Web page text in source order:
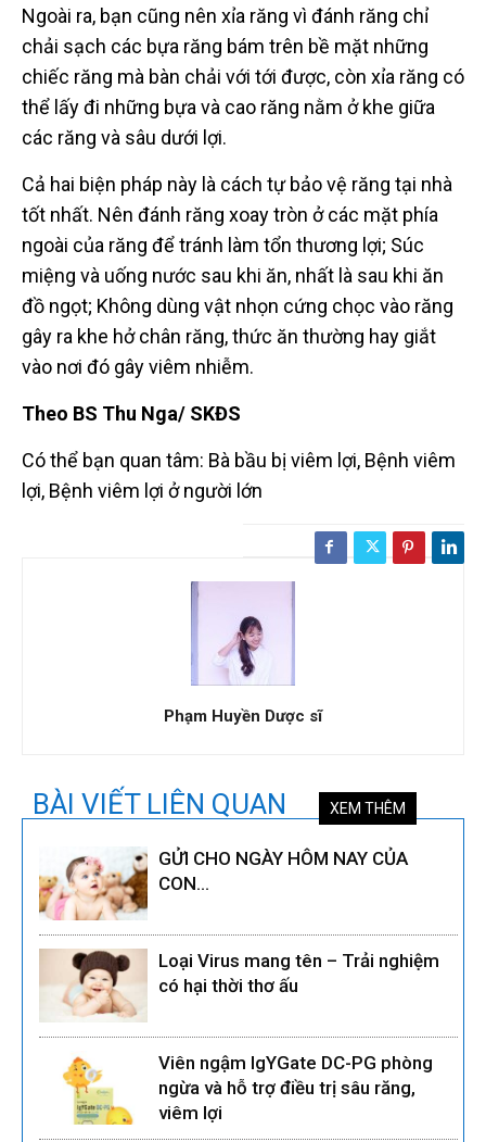
Ngoài ra, bạn cũng nên xỉa răng vì đánh răng chỉ
chải sạch các bựa răng bám trên bề mặt những
chiếc răng mà bàn chải với tới được, còn xỉa răng có
thể lấy đi những bựa và cao răng nằm ở khe giữa
các răng và sâu dưới lợi.
Cả hai biện pháp này là cách tự bảo vệ răng tại nhà
tốt nhất. Nên đánh răng xoay tròn ở các mặt phía
ngoài của răng để tránh làm tổn thương lợi; Súc
miệng và uống nước sau khi ăn, nhất là sau khi ăn
đồ ngọt; Không dùng vật nhọn cứng chọc vào răng
gây ra khe hở chân răng, thức ăn thường hay giắt
vào nơi đó gây viêm nhiễm.
Theo BS Thu Nga/ SKĐS
Có thể bạn quan tâm: Bà bầu bị viêm lợi, Bệnh viêm
lợi, Bệnh viêm lợi ở người lớn
Phạm Huyền Dược sĩ
BÀI VIẾT LIÊN QUAN XEM THÊM
GỬI CHO NGÀY HÔM NAY CỦA
CON…
Loại Virus mang tên – Trải nghiệm
có hại thời thơ ấu
Viên ngậm IgYGate DC-PG phòng
ngừa và hỗ trợ điều trị sâu răng,
viêm lợi